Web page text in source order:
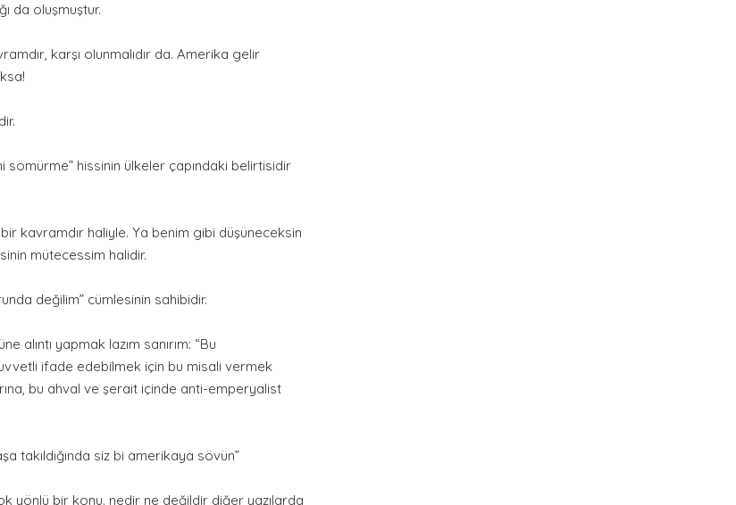
da oluşmuştur.
karşı olunmalıdır da. Amerika gelir
sömürme” hissinin ülkeler çapındaki belirtisidir
kavramdır haliyle. Ya benim gibi düşüneceksin
mütecessim halidir.
değilim” cümlesinin sahibidir.
alıntı yapmak lazım sanırım: “Bu
ifade edebilmek için bu misali vermek
bu ahval ve şerait içinde anti-emperyalist
takıldığında siz bi amerikaya sövün”
yönlü bir konu. nedir ne değildir diğer yazılarda